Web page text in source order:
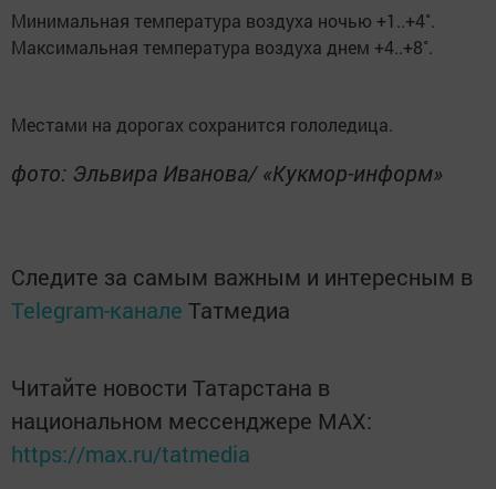
Минимальная температура воздуха ночью +1..+4˚.
Максимальная температура воздуха днем +4..+8˚.
Местами на дорогах сохранится гололедица.
фото: Эльвира Иванова/ «Кукмор-информ»
Следите за самым важным и интересным в
Telegram-канале Татмедиа
Читайте новости Татарстана в
национальном мессенджере MАХ:
https://max.ru/tatmedia